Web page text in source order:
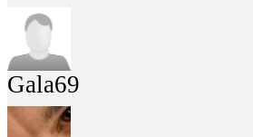
Gala69